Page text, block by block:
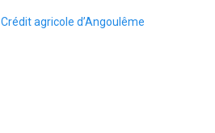
Article
Crédit agricole d’Angoulême